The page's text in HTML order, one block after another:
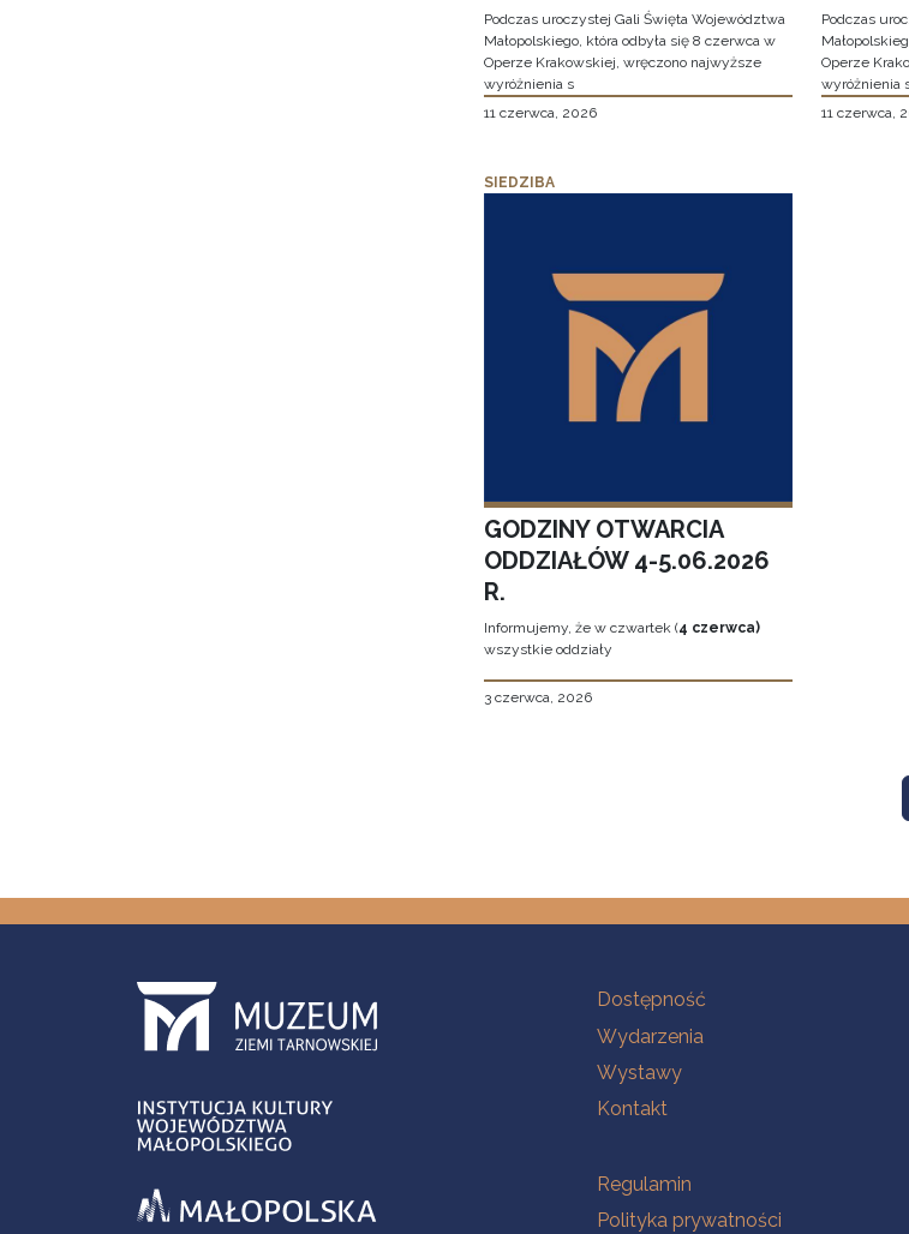
Podczas uroczystej Gali Święta Województwa
Małopolskiego, która odbyła się 8 czerwca w
Operze Krakowskiej, wręczono najwyższe
wyróżnienia s
11 czerwca, 2026
Podczas
Operze
wyróżnienia
11 czerwca,
SIEDZIBA
GODZINY OTWARCIA
ODDZIAŁÓW 4-5.06.2026
R.
Informujemy, że w czwartek (4 czerwca)
wszystkie oddziały
3 czerwca, 2026
Na skróty
Dostępność
Wydarzenia
Wystawy
Kontakt
Na skróty
Regulamin
Polityka prywatności